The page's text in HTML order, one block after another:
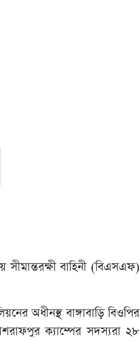
সীমান্তরক্ষী বাহিনী (বিএসএফ)
অধীনস্থ বাঙ্গাবাড়ি বিওপির
ক্যাম্পের সদস্যরা ২৮